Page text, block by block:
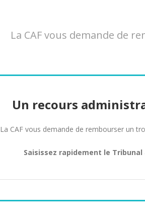
La CAF vous demande de
Un recours
La CAF vous demande de rembourser un
Saisissez rapidement le